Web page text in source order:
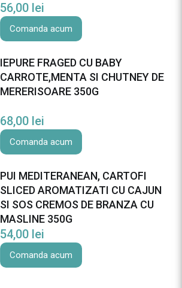
56,00 lei
Comanda acum
IEPURE FRAGED CU BABY
CARROTE,MENTA SI CHUTNEY DE
MERERISOARE 350G
68,00 lei
Comanda acum
PUI MEDITERANEAN, CARTOFI
SLICED AROMATIZATI CU CAJUN
SI SOS CREMOS DE BRANZA CU
MASLINE 350G
54,00 lei
Comanda acum